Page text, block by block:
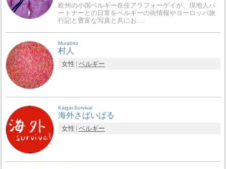
欧州の小国ベルギー在住アラフォーゲイが、現地人パ
ートナーとの日常をベルギーの街情報やヨーロッパ旅
行記と豊富な写真と共にお…
Murabito
村人
女性 ベルギー
Kaigai-Survival
海外さばいばる
女性 ベルギー